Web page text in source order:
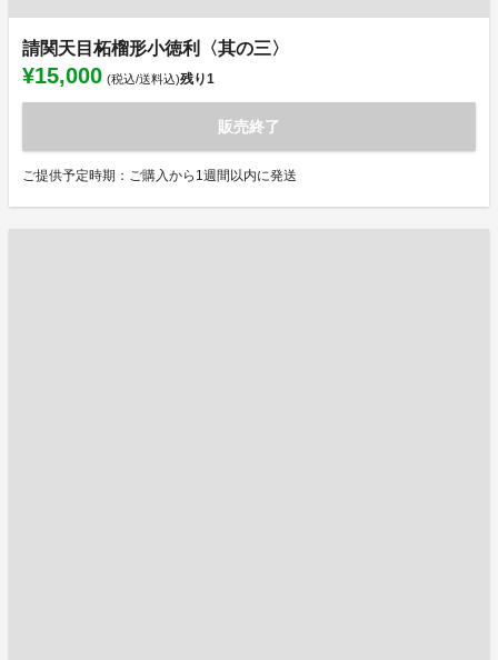
請関天目柘榴形小徳利〈其の三〉
¥15,000 (税込/送料込)残り1
販売終了
ご提供予定時期：ご購入から1週間以内に発送